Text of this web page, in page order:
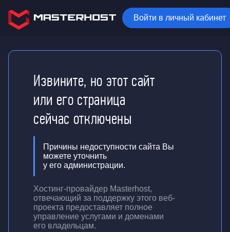
Войти в личный кабинет
Извините, но этот сайт
или его страница
сейчас отключены
Причины недоступности сайта Вы
можете уточнить
у его администрации.
Хостинг-провайдер Masterhost,
отвечающий за поддержку этого веб-
проекта предоставляет полное
управление услугами и доменами
его владельцам.